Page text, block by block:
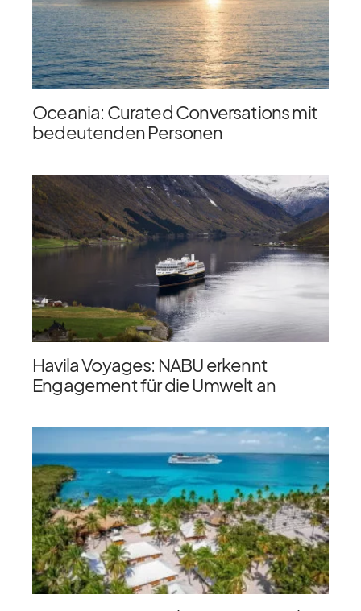
Oceania: Curated Conversations mit
bedeutenden Personen
Havila Voyages: NABU erkennt
Engagement für die Umwelt an